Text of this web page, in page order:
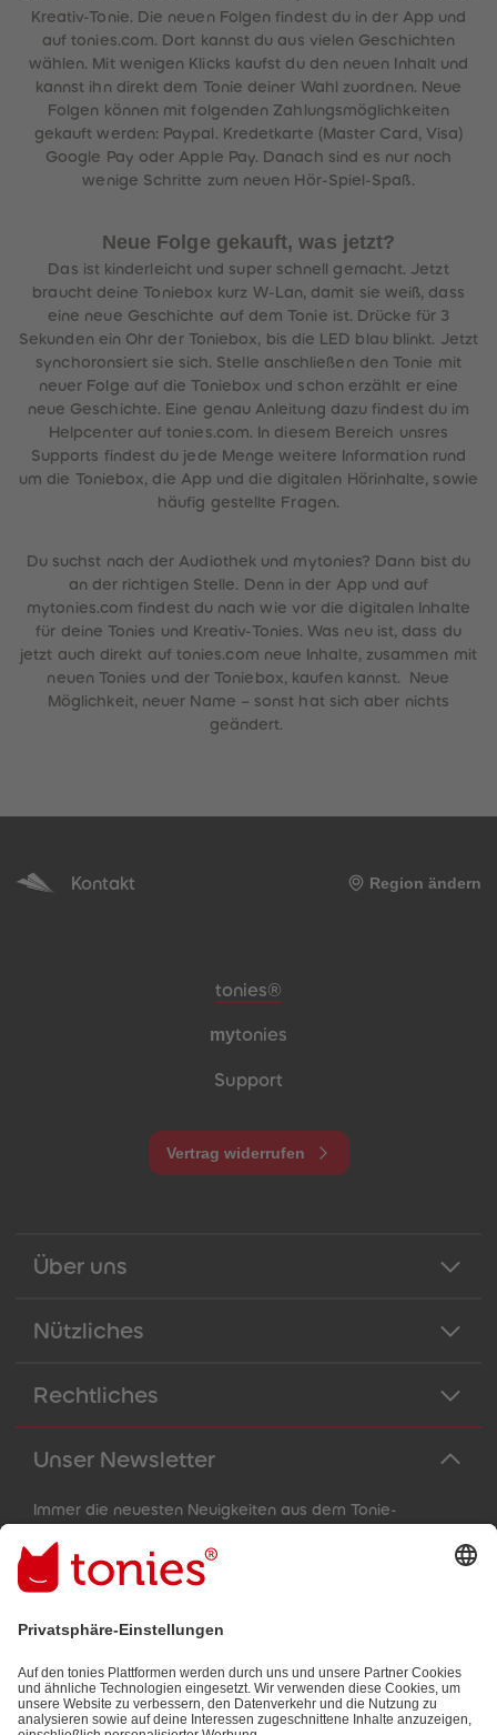
Kreativ-Tonie. Die neuen Folgen findest du in der App und
auf tonies.com. Dort kannst du aus vielen Geschichten
wählen. Mit wenigen Klicks kaufst du den neuen Inhalt und
kannst ihn direkt dem Tonie deiner Wahl zuordnen. Neue
Folgen können mit folgenden Zahlungsmöglichkeiten
gekauft werden: Paypal. Kredetkarte (Master Card, Visa)
Google Pay oder Apple Pay. Danach sind es nur noch
wenige Schritte zum neuen Hör-Spiel-Spaß.
Neue Folge gekauft, was jetzt?
Das ist kinderleicht und super schnell gemacht. Jetzt
braucht deine Toniebox kurz W-Lan, damit sie weiß, dass
eine neue Geschichte auf dem Tonie ist. Drücke für 3
Sekunden ein Ohr der Toniebox, bis die LED blau blinkt. Jetzt
synchoronsiert sie sich. Stelle anschließen den Tonie mit
neuer Folge auf die Toniebox und schon erzählt er eine
neue Geschichte. Eine genau Anleitung dazu findest du im
Helpcenter auf tonies.com. In diesem Bereich unsres
Supports findest du jede Menge weitere Information rund
um die Toniebox, die App und die digitalen Hörinhalte, sowie
häufig gestellte Fragen.
Du suchst nach der Audiothek und mytonies? Dann bist du
an der richtigen Stelle. Denn in der App und auf
mytonies.com findest du nach wie vor die digitalen Inhalte
für deine Tonies und Kreativ-Tonies. Was neu ist, dass du
jetzt auch direkt auf tonies.com neue Inhalte, zusammen mit
neuen Tonies und der Toniebox, kaufen kannst. Neue
Möglichkeit, neuer Name – sonst hat sich aber nichts
geändert.
Kontakt Region ändern
Meta-Navigation Footer
tonies®
mytonies
Support
Vertrag widerrufen
Über uns
Nützliches
Rechtliches
Unser Newsletter
Immer die neuesten Neuigkeiten aus dem Tonie-
E-Mail-Addresse
Mit dem Absenden abonnierst du unseren E-Mail-Newsletter, der
informationen) und den von dir zu Werbezwecken bereitgestellten
Interaktionsinformationen (z.B. Abspielinformationen) basiert. Du
kannst den Newsletter jederzeit kostenlos abbestellen.
Datenschutzbestimmungen.